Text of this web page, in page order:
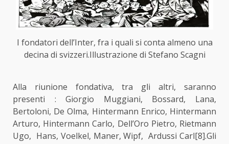
I fondatori dell’Inter, fra i quali si conta almeno una
decina di svizzeri.Illustrazione di Stefano Scagni
Alla riunione fondativa, tra gli altri, saranno
presenti : Giorgio Muggiani, Bossard, Lana,
Bertoloni, De Olma, Hintermann Enrico, Hintermann
Arturo, Hintermann Carlo, Dell’Oro Pietro, Rietmann
Ugo, Hans, Voelkel, Maner, Wipf, Ardussi Carl[8].Gli